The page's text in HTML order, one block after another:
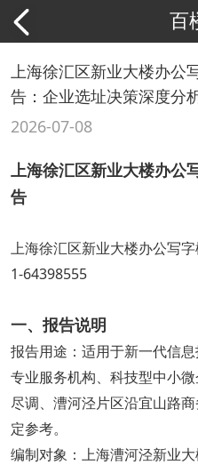
百
上海徐汇区新业大楼办公
告：企业选址决策深度分
2026-07-08
上海徐汇区新业大楼办公
告
上海徐汇区新业大楼办公写
1-64398555
一、报告说明
报告用途：适用于新一代信
专业服务机构、科技型中小
尽调、漕河泾片区沿宜山路
定参考。
编制对象：上海漕河泾新业